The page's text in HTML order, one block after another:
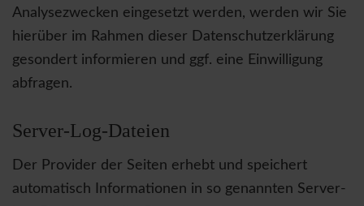
Analysezwecken eingesetzt werden, werden wir Sie
hierüber im Rahmen dieser Datenschutzerklärung
gesondert informieren und ggf. eine Einwilligung
abfragen.
Server-Log-Dateien
Der Provider der Seiten erhebt und speichert
automatisch Informationen in so genannten Server-